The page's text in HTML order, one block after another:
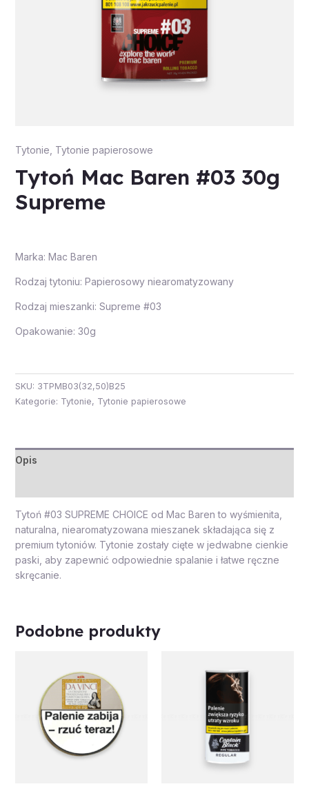
Tytonie Tytonie papierosowe
Tytoń Mac Baren #03 30g
Supreme
Marka: Mac Baren
Rodzaj tytoniu: Papierosowy niearomatyzowany
Rodzaj mieszanki: Supreme #03
Opakowanie: 30g
SKU: 3TPMB03(32,50)B25
Kategorie: Tytonie, Tytonie papierosowe
Opis
Tytoń #03 SUPREME CHOICE od Mac Baren to wyśmienita,
naturalna, niearomatyzowana mieszanek składająca się z
premium tytoniów. Tytonie zostały cięte w jedwabne cienkie
paski, aby zapewnić odpowiednie spalanie i łatwe ręczne
skręcanie.
Podobne produkty